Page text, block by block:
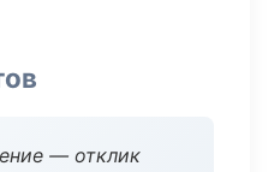
— отклик